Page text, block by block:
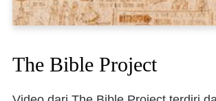
The Bible Project